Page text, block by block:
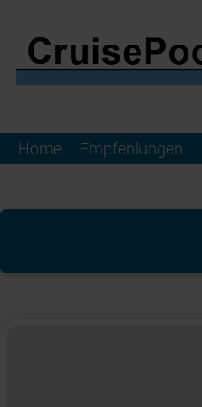
Home Empfehlungen